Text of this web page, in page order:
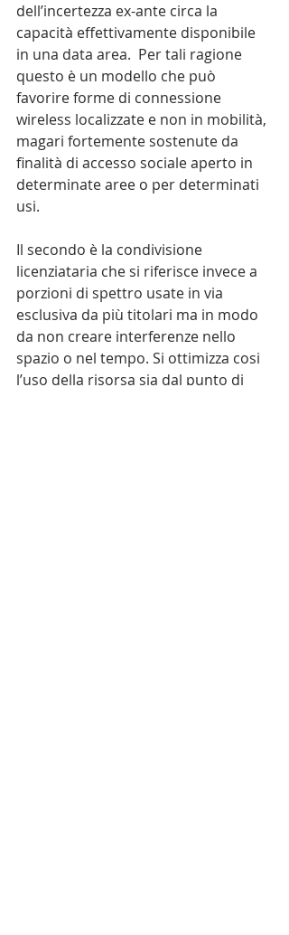
dell’incertezza ex-ante circa la
capacità effettivamente disponibile
in una data area.  Per tali ragione
questo è un modello che può
favorire forme di connessione
wireless localizzate e non in mobilità,
magari fortemente sostenute da
finalità di accesso sociale aperto in
determinate aree o per determinati
usi.
Il secondo è la condivisione
licenziataria che si riferisce invece a
porzioni di spettro usate in via
esclusiva da più titolari ma in modo
da non creare interferenze nello
spazio o nel tempo. Si ottimizza cosi
l’uso della risorsa sia dal punto di